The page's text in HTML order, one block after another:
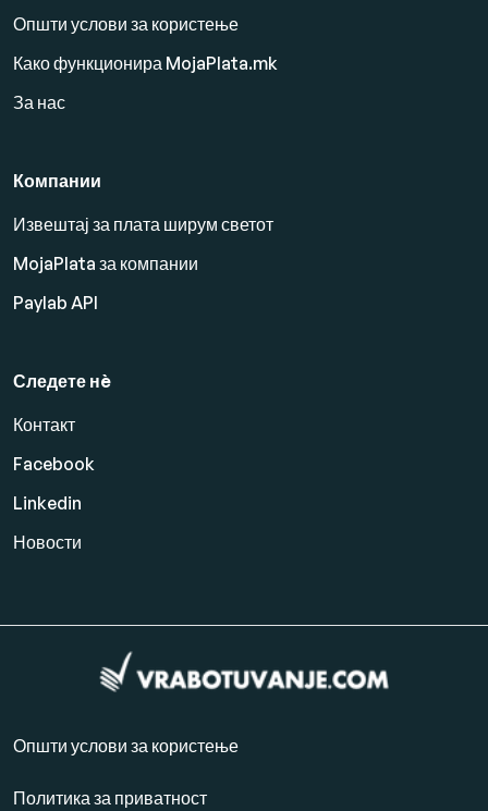
Општи услови за користење
Како функционира MojaPlata.mk
За нас
Компании
Извештај за плата ширум светот
MojaPlata за компании
Paylab API
Следете нè
Контакт
Facebook
Linkedin
Новости
Општи услови за користење
Политика за приватност